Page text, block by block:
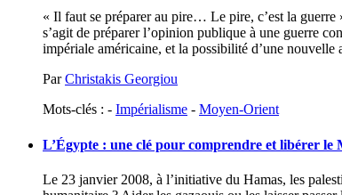
« Il faut se préparer au pire… Le pire, c’est la
s’agit de préparer l’opinion publique à une guerre
impériale américaine, et la possibilité d’une nouvelle
ParChristakis Georgiou
Mots-clés : - Impérialisme - Moyen-Orient
L’Égypte : une clé pour comprendre et libérer le
Le 23 janvier 2008, à l’initiative du Hamas, les